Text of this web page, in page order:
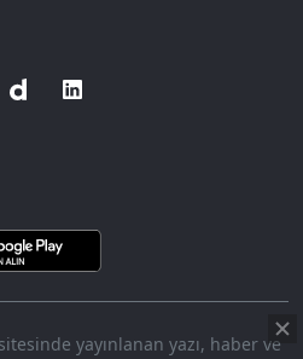
yayınlanan yazı, haber ve